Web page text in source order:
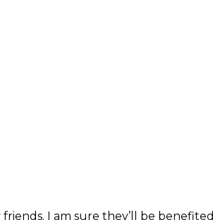
I am sure they’ll be